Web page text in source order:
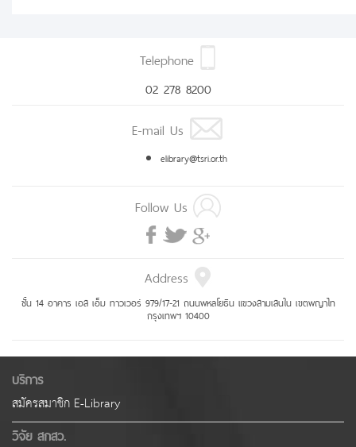
Telephone
02 278 8200
E-mail Us
elibrary@tsri.or.th
Follow Us
Address
ชั้น 14 อาคาร เอส เอ็ม ทาวเวอร์ 979/17-21 ถนนพหลโยธิน แขวงสามเสนใน เขตพญาไท
กรุงเทพฯ 10400
บริการ
สมัครสมาชิก E-Library
วิจัย สกสว.